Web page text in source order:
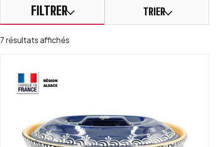
FILTRER TRIER
7 résultats affichés